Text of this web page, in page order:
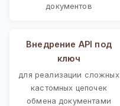
документов
Внедрение API под
ключ
для реализации сложных
кастомных цепочек
обмена документами